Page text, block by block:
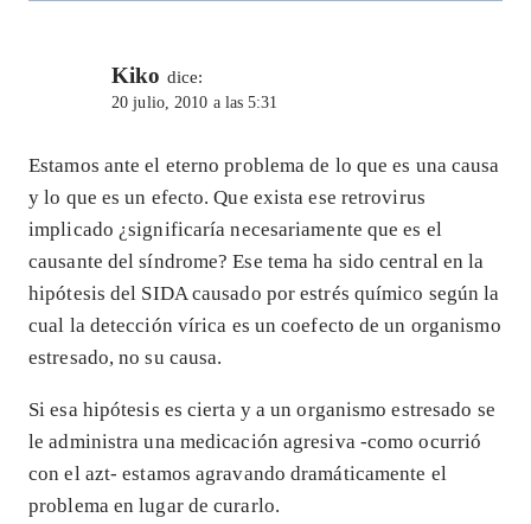
Kiko dice:
20 julio, 2010 a las 5:31
Estamos ante el eterno problema de lo que es una causa
y lo que es un efecto. Que exista ese retrovirus
implicado ¿significaría necesariamente que es el
causante del síndrome? Ese tema ha sido central en la
hipótesis del SIDA causado por estrés químico según la
cual la detección vírica es un coefecto de un organismo
estresado, no su causa.
Si esa hipótesis es cierta y a un organismo estresado se
le administra una medicación agresiva -como ocurrió
con el azt- estamos agravando dramáticamente el
problema en lugar de curarlo.